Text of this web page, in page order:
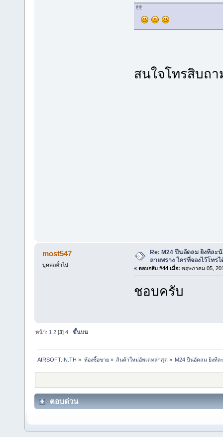
สนใจโทรสิบถา
most547
บุคคลทั่วไป
Re: M24 ปืนอัดลม ยิงทีละ
ลายพราง ใครที่จองไว้โทร
« ตอบกลับ #44 เมื่อ: พฤษภาคม 05,
ชอบครับ
หน้า: 1 2 [3]4 ขึ้นบน
AIRSOFT.IN.TH » ห้องซื้อขาย» สินค้าใหม่อัพเดทล่าสุด » M24 ปืนอัดลม ยิงทีล
ตอบด่วน